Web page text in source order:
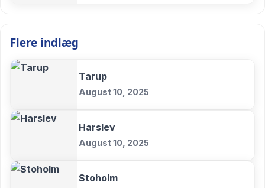
Flere indlæg
Tarup
August 10, 2025
Harslev
August 10, 2025
Stoholm